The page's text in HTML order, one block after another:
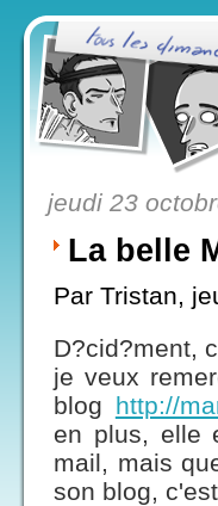
jeudi 23
La belle
Par Tristan,
D?cid?ment,
je veux
blog http://
en plus, elle
mail, mais
son blog,